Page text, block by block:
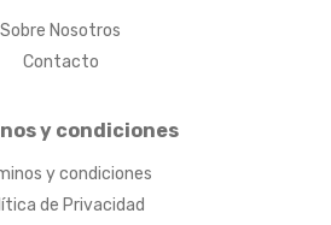
Sobre Nosotros
Contacto
y condiciones
y condiciones
de Privacidad